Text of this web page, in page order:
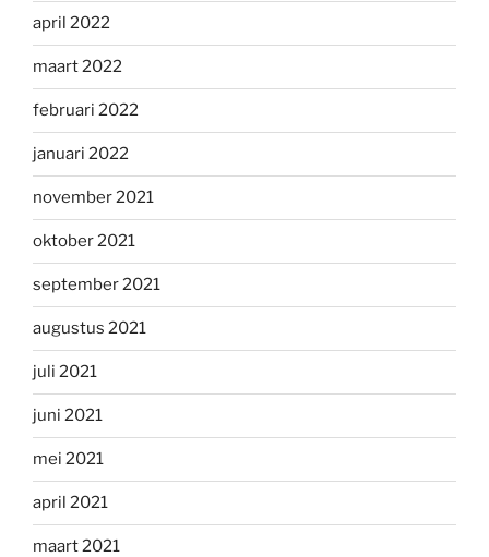
april 2022
maart 2022
februari 2022
januari 2022
november 2021
oktober 2021
september 2021
augustus 2021
juli 2021
juni 2021
mei 2021
april 2021
maart 2021